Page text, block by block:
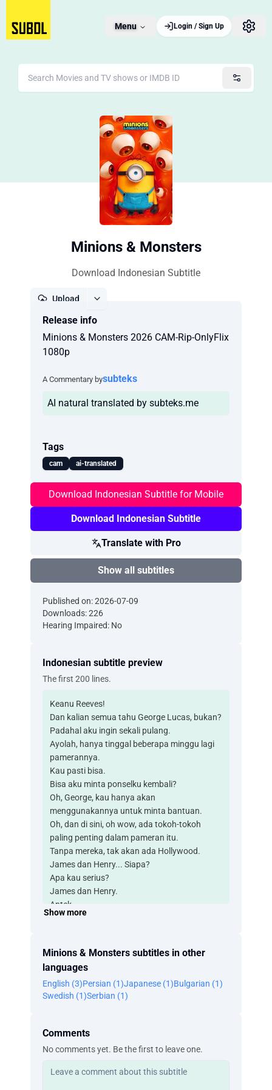
Menu Login / Sign Up
Minions & Monsters
Download Indonesian Subtitle
Upload
Release info
Minions & Monsters 2026 CAM-Rip-OnlyFlix
1080p
A Commentary bysubteks
AI natural translated by subteks.me
Tags
cam ai-translated
Download Indonesian Subtitle for Mobile
Download Indonesian Subtitle
Translate with Pro
Show all subtitles
Published on: 2026-07-09
Downloads: 226
Hearing Impaired: No
Indonesian subtitle preview
The first 200 lines.
Keanu Reeves!
Dan kalian semua tahu George Lucas, bukan?
Padahal aku ingin sekali pulang.
Ayolah, hanya tinggal beberapa minggu lagi
pamerannya.
Kau pasti bisa.
Bisa aku minta ponselku kembali?
Oh, George, kau hanya akan
menggunakannya untuk minta bantuan.
Oh, dan di sini, oh wow, ada tokoh-tokoh
paling penting dalam pameran itu.
Tanpa mereka, tak akan ada Hollywood.
James dan Henry... Siapa?
Apa kau serius?
James dan Henry.
Antek.
Aku tahu Minion, tapi aku belum pernah lihat
Aku juga tidak.
Tapi ini gila.
James dan Henry itu legenda, dan mereka
mengubah Hollywood selamanya.
Dan kisah mereka sangat epik.
Apa yang dia bicarakan?
Show more
Minions & Monsters subtitles in other
languages
English (3)Persian (1)Japanese (1)Bulgarian (1)
Swedish (1)Serbian (1)
Comments
No comments yet. Be the first to leave one.